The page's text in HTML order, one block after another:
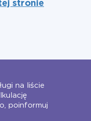
stronie
na liście
poinformuj